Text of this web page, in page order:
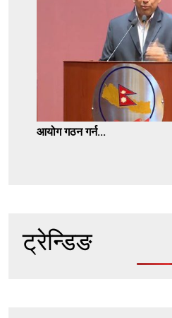
आयोग गठन गर्न...
ट्रेन्डिङ